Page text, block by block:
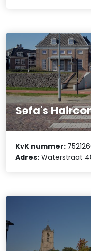
Sefa's
KvK nummer:
Adres: Waterstraat